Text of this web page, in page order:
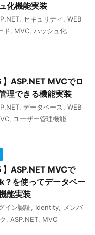
化機能実装
セキュリティ
WEB
ド MVC ハッシュ化
】ASP.NET MVCでロ
理できる機能実装
データベース
WEB
ユーザー管理機能
】ASP.NET MVCで
を使ってデータベー
能実装
イン認証 Identity
メンバ
ASP.NET MVC